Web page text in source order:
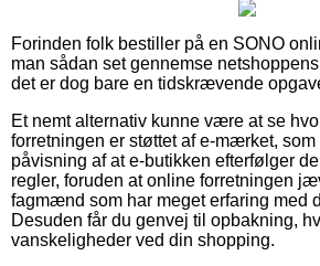
Forinden folk bestiller på en SONO
man sådan set gennemse
det er dog bare en tidskrævende
Et nemt alternativ kunne være at se
forretningen er støttet af e-mærket,
påvisning af at e-butikken efterfølger
regler, foruden at online forretningen
fagmænd som har meget erfaring med
Desuden får du genvej til opbakning,
vanskeligheder ved din shopping.